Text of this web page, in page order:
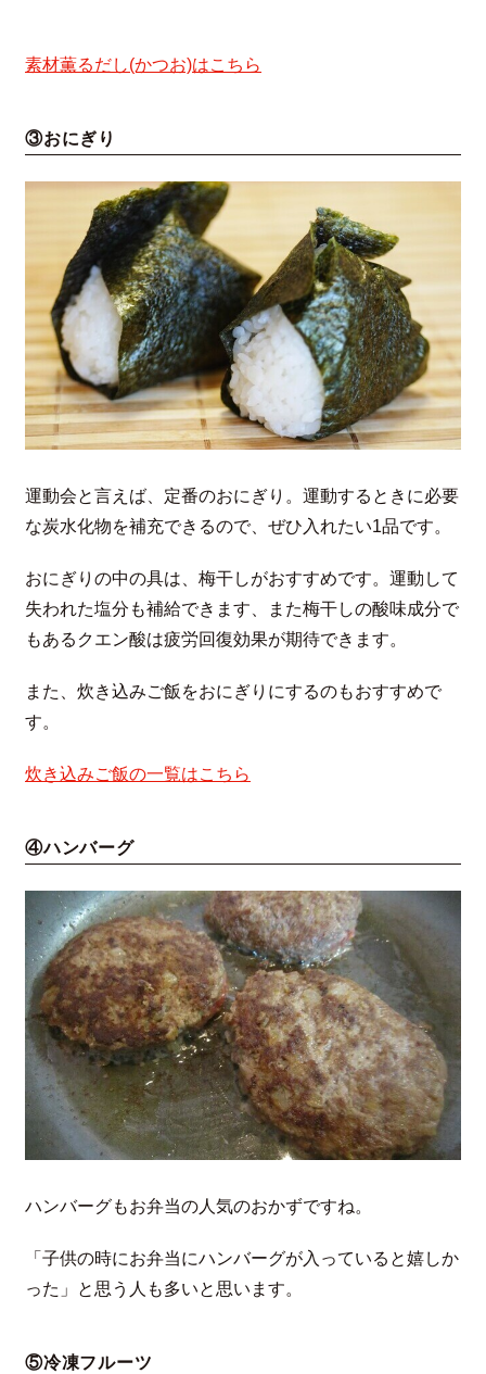
素材薫るだし(かつお)はこちら
③おにぎり
運動会と言えば、定番のおにぎり。運動するときに必要
な炭水化物を補充できるので、ぜひ入れたい1品です。
おにぎりの中の具は、梅干しがおすすめです。運動して
失われた塩分も補給できます、また梅干しの酸味成分で
もあるクエン酸は疲労回復効果が期待できます。
また、炊き込みご飯をおにぎりにするのもおすすめで
す。
炊き込みご飯の一覧はこちら
④ハンバーグ
ハンバーグもお弁当の人気のおかずですね。
「子供の時にお弁当にハンバーグが入っていると嬉しか
った」と思う人も多いと思います。
⑤冷凍フルーツ